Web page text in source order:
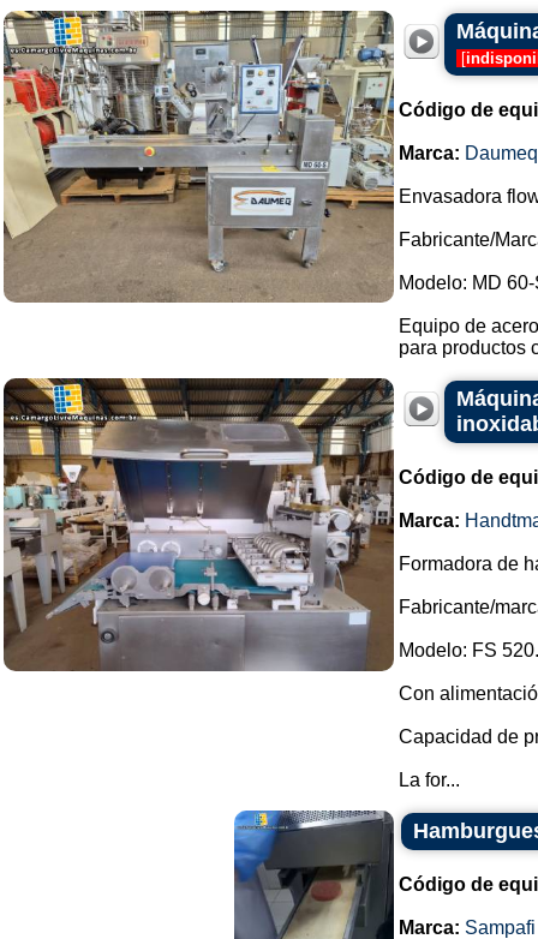
[
Código de
Marca: Daumeq
Envasadora
Fabricante/
Modelo: MD 60-
Equipo de
para productos
Código de
Marca:
Formadora de
Fabricante/
Modelo: FS 520.
Con
Capacidad de
La for...
Código de
Marca: Sampafi